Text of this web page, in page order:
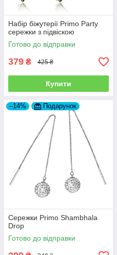
Набір біжутерії Primo Party
сережки з підвіскою
Готово до відправки
379 ₴ 425 ₴
Купити
–14% Подарунок
Сережки Primo Shambhala
Drop
Готово до відправки